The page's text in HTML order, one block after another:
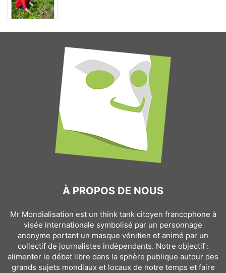
À PROPOS DE NOUS
Mr Mondialisation est un think tank citoyen francophone à
visée internationale symbolisé par un personnage
anonyme portant un masque vénitien et animé par un
collectif de journalistes indépendants. Notre objectif :
alimenter le débat libre dans la sphère publique autour des
grands sujets mondiaux et locaux de notre temps et faire